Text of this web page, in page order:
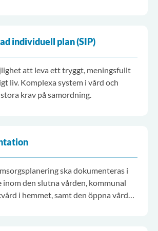
individuell plan (SIP)
att leva ett tryggt, meningsfullt
liv. Komplexa system i vård och
krav på samordning.
ska dokumenteras i
inom den slutna vården, kommunal
i hemmet, samt den öppna vården